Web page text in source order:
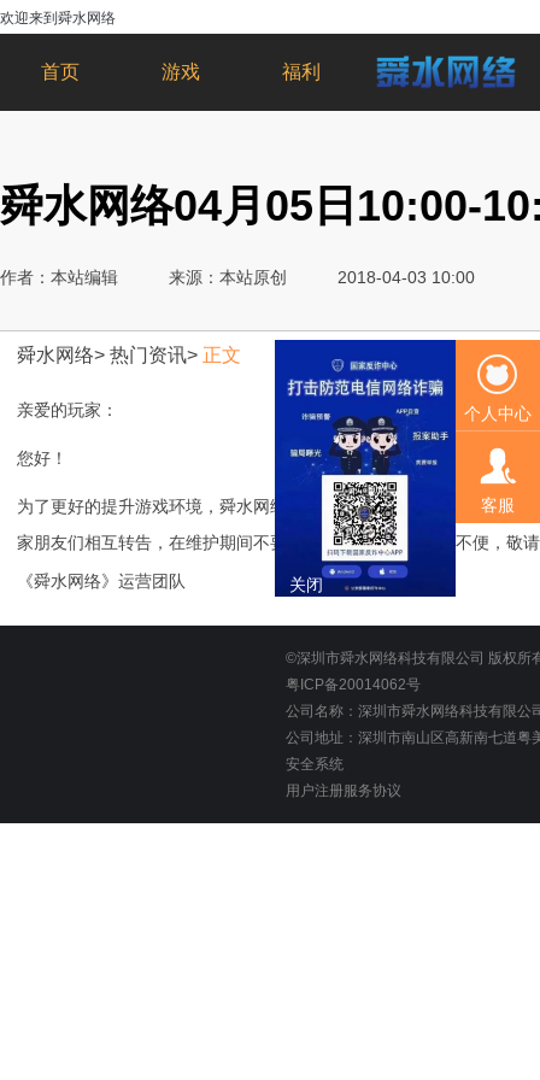
欢迎来到舜水网络
首页 游戏 福利
舜水网络04月05日10:00-
作者：本站编辑 来源：本站原创 2018-04-03 10:00
舜水网络> 热门资讯> 正文
亲爱的玩家：
您好！
为了更好的提升游戏环境，舜水网络将于2018-04-05更新维护，维
家朋友们相互转告，在维护期间不要进入游戏。对您造成的不便，敬
《舜水网络》运营团队
个人中心
客服
关闭
©深圳市舜水网络科技有限公司 版权所
粤ICP备20014062号
公司名称：深圳市舜水网络科技有限公
公司地址：深圳市南山区高新南七道粤
安全系统
用户注册服务协议